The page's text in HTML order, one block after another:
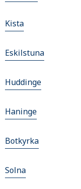
Kista
Eskilstuna
Huddinge
Haninge
Botkyrka
Solna